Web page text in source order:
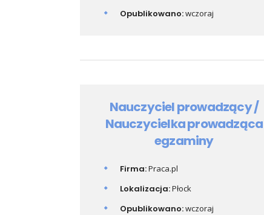
Opublikowano:wczoraj
Nauczyciel prowadzący /
Nauczycielka prowadząca
egzaminy
Firma:Praca.pl
Lokalizacja:Płock
Opublikowano:wczoraj